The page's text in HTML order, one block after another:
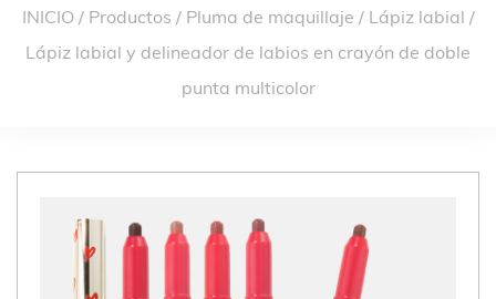
INICIO/ Productos / Pluma de maquillaje / Lápiz labial /
Lápiz labial y delineador de labios en crayón de doble
punta multicolor